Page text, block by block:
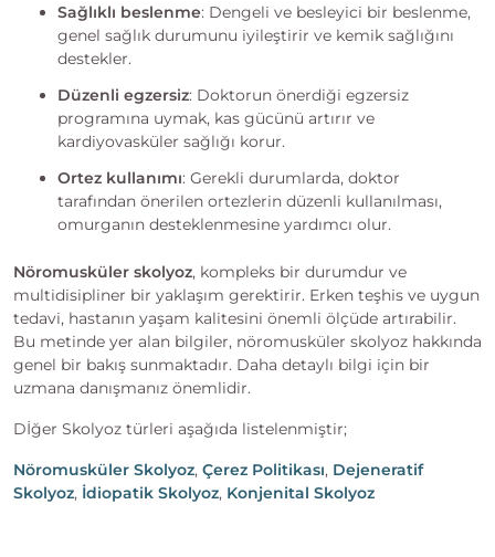
Sağlıklı beslenme: Dengeli ve besleyici bir beslenme,
genel sağlık durumunu iyileştirir ve kemik sağlığını
destekler.
Düzenli egzersiz: Doktorun önerdiği egzersiz
programına uymak, kas gücünü artırır ve
kardiyovasküler sağlığı korur.
Ortez kullanımı: Gerekli durumlarda, doktor
tarafından önerilen ortezlerin düzenli kullanılması,
omurganın desteklenmesine yardımcı olur.
Nöromusküler skolyoz, kompleks bir durumdur ve
multidisipliner bir yaklaşım gerektirir. Erken teşhis ve uygun
tedavi, hastanın yaşam kalitesini önemli ölçüde artırabilir.
Bu metinde yer alan bilgiler, nöromusküler skolyoz hakkında
genel bir bakış sunmaktadır. Daha detaylı bilgi için bir
uzmana danışmanız önemlidir.
Dİğer Skolyoz türleri aşağıda listelenmiştir;
Nöromusküler Skolyoz, Çerez Politikası, Dejeneratif
Skolyoz, İdiopatik Skolyoz, Konjenital Skolyoz